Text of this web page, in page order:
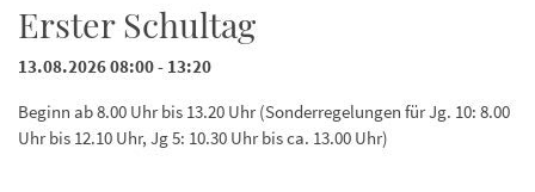
Erster Schultag
13.08.2026 08:00 - 13:20
Beginn ab 8.00 Uhr bis 13.20 Uhr (Sonderregelungen für Jg. 10: 8.00
Uhr bis 12.10 Uhr, Jg 5: 10.30 Uhr bis ca. 13.00 Uhr)